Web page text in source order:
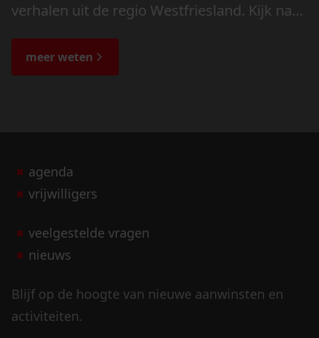
verhalen uit de regio Westfriesland. Kijk naar
de bijzondere verhalen.
meer weten
agenda
vrijwilligers
veelgestelde vragen
nieuws
Blijf op de hoogte van nieuwe aanwinsten en
activiteiten.